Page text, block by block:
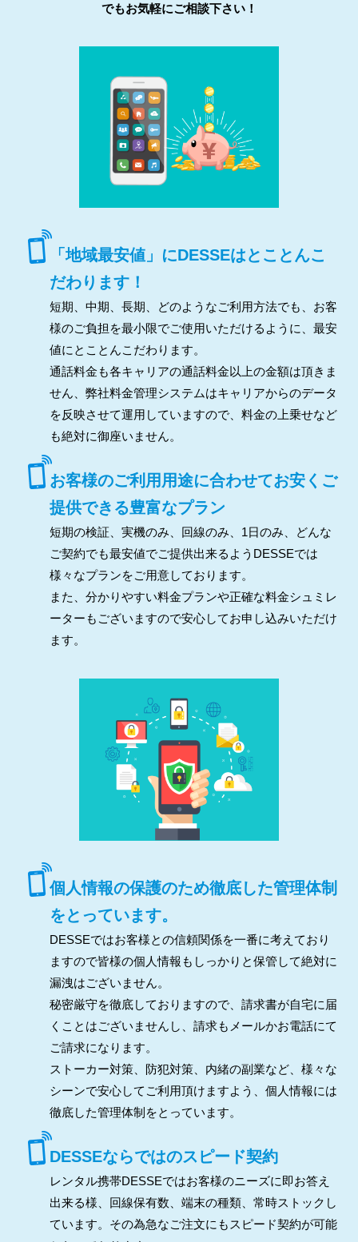
でもお気軽にご相談下さい！
「地域最安値」にDESSEはとことんこ
だわります！
短期、中期、長期、どのようなご利用方法でも、お客
様のご負担を最小限でご使用いただけるように、最安
値にとことんこだわります。
通話料金も各キャリアの通話料金以上の金額は頂きま
せん、弊社料金管理システムはキャリアからのデータ
を反映させて運用していますので、料金の上乗せなど
も絶対に御座いません。
お客様のご利用用途に合わせてお安くご
提供できる豊富なプラン
短期の検証、実機のみ、回線のみ、1日のみ、どんな
ご契約でも最安値でご提供出来るようDESSEでは
様々なプランをご用意しております。
また、分かりやすい料金プランや正確な料金シュミレ
ーターもございますので安心してお申し込みいただけ
ます。
個人情報の保護のため徹底した管理体制
をとっています。
DESSEではお客様との信頼関係を一番に考えており
ますので皆様の個人情報もしっかりと保管して絶対に
漏洩はございません。
秘密厳守を徹底しておりますので、請求書が自宅に届
くことはございませんし、請求もメールかお電話にて
ご請求になります。
ストーカー対策、防犯対策、内緒の副業など、様々な
シーンで安心してご利用頂けますよう、個人情報には
徹底した管理体制をとっています。
DESSEならではのスピード契約
レンタル携帯DESSEではお客様のニーズに即お答え
出来る様、回線保有数、端末の種類、常時ストックし
ています。その為急なご注文にもスピード契約が可能